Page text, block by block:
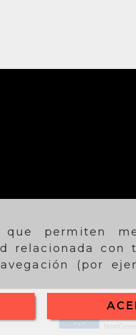
permiten
relacionada con
(por